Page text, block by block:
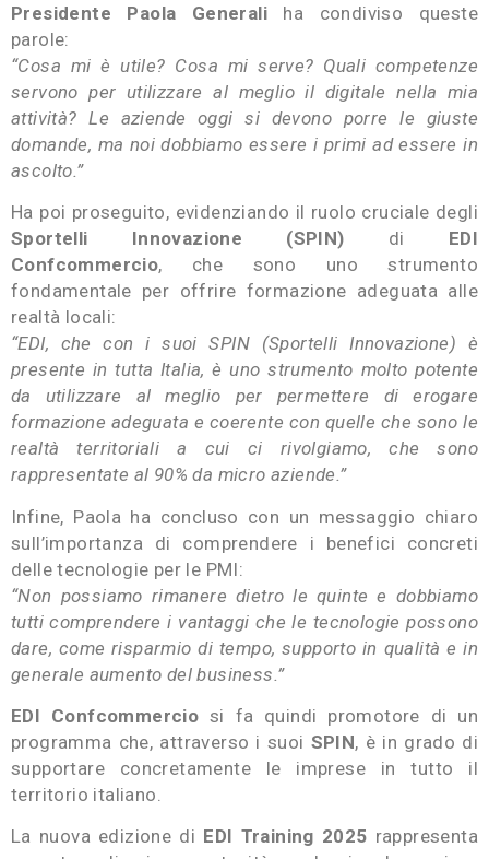
Presidente Paola Generali ha condiviso queste
parole:
“Cosa mi è utile? Cosa mi serve? Quali competenze
servono per utilizzare al meglio il digitale nella mia
attività? Le aziende oggi si devono porre le giuste
domande, ma noi dobbiamo essere i primi ad essere in
ascolto.”
Ha poi proseguito, evidenziando il ruolo cruciale degli
Sportelli Innovazione (SPIN) di EDI
Confcommercio, che sono uno strumento
fondamentale per offrire formazione adeguata alle
realtà locali:
“EDI, che con i suoi SPIN (Sportelli Innovazione) è
presente in tutta Italia, è uno strumento molto potente
da utilizzare al meglio per permettere di erogare
formazione adeguata e coerente con quelle che sono le
realtà territoriali a cui ci rivolgiamo, che sono
rappresentate al 90% da micro aziende.”
Infine, Paola ha concluso con un messaggio chiaro
sull’importanza di comprendere i benefici concreti
delle tecnologie per le PMI:
“Non possiamo rimanere dietro le quinte e dobbiamo
tutti comprendere i vantaggi che le tecnologie possono
dare, come risparmio di tempo, supporto in qualità e in
generale aumento del business.”
EDI Confcommercio si fa quindi promotore di un
programma che, attraverso i suoi SPIN, è in grado di
supportare concretamente le imprese in tutto il
territorio italiano.
La nuova edizione di EDI Training 2025 rappresenta